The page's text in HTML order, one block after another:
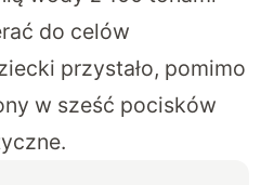
do celów
przystało, pomimo
w sześć pocisków